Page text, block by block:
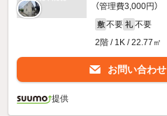
（管理費3,000円）
敷 不要 礼 不要
2階 / 1K / 22.77㎡
お問い合わせ
提供